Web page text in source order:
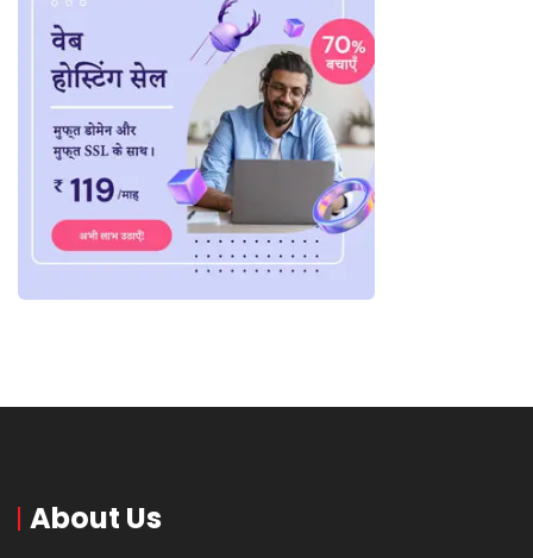
About Us